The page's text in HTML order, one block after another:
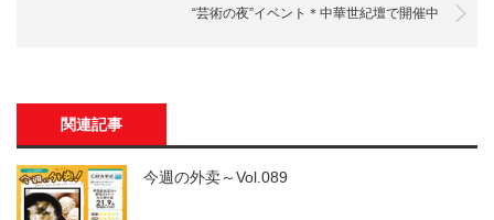
“芸術の夜”イベント＊中華世紀壇で開催中
関連記事
今週の外卖～Vol.089